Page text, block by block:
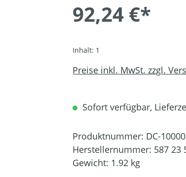
92,24 €*
Inhalt: 1
Preise inkl. MwSt. zzgl.
Sofort verfügbar,
Produktnummer: DC-
Herstellernummer: 587 23
Gewicht: 1.92 kg